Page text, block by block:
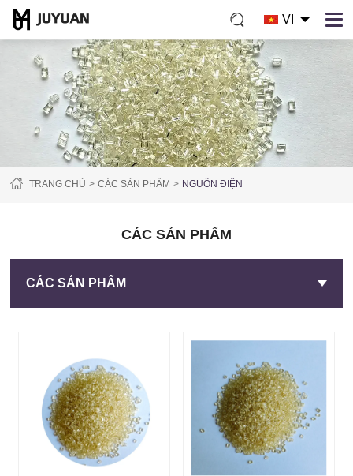
VI
TRANG CHỦ CÁC SẢN PHẨM NGUỒN ĐIỆN
CÁC SẢN PHẨM
CÁC SẢN PHẨM